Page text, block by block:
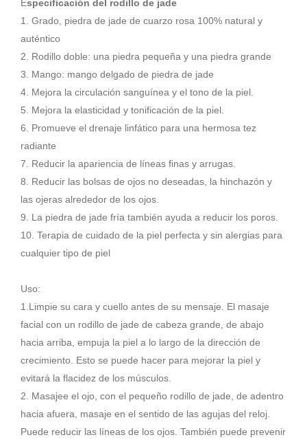
Especificación del rodillo de jade
1. Grado, piedra de jade de cuarzo rosa 100% natural y
auténtico
2. Rodillo doble: una piedra pequeña y una piedra grande
3. Mango: mango delgado de piedra de jade
4. Mejora la circulación sanguínea y el tono de la piel.
5. Mejora la elasticidad y tonificación de la piel.
6. Promueve el drenaje linfático para una hermosa tez
radiante
7. Reducir la apariencia de líneas finas y arrugas.
8. Reducir las bolsas de ojos no deseadas, la hinchazón y
las ojeras alrededor de los ojos.
9. La piedra de jade fría también ayuda a reducir los poros.
10. Terapia de cuidado de la piel perfecta y sin alergias para
cualquier tipo de piel
Uso:
1.Limpie su cara y cuello antes de su mensaje. El masaje
facial con un rodillo de jade de cabeza grande, de abajo
hacia arriba, empuja la piel a lo largo de la dirección de
crecimiento. Esto se puede hacer para mejorar la piel y
evitará la flacidez de los músculos.
2. Masajee el ojo, con el pequeño rodillo de jade, de adentro
hacia afuera, masaje en el sentido de las agujas del reloj.
Puede reducir las líneas de los ojos. También puede prevenir